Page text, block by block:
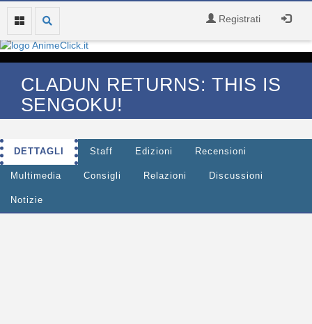
Registrati
CLADUN RETURNS: THIS IS
SENGOKU!
DETTAGLI Staff Edizioni Recensioni
Multimedia Consigli Relazioni Discussioni
Notizie